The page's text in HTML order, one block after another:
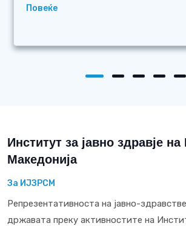
Повеќе
Институт за јавно здравје
Македонија
За ИЈЗРСМ
Репрезентативноста на јавно-
државата преку активностите на